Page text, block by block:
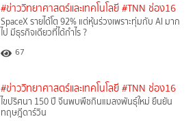
#ข่าววิทยาศาสตร์และเทคโนโลยี #TNN ช่อง16
SpaceX รายได้โต 92% แต่หุ้นร่วงเพราะทุ่มกับ AI มาก
ไป มีธุรกิจเดียวที่ได้กำไร ?
67
#ข่าววิทยาศาสตร์และเทคโนโลยี #TNN ช่อง16
ไขปริศนา 150 ปี จีนพบพืชกินแมลงพันธุ์ใหม่ ยืนยัน
ทฤษฎีดาร์วิน